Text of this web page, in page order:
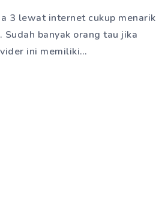
3 lewat internet cukup menarik
Sudah banyak orang tau jika
ini memiliki…